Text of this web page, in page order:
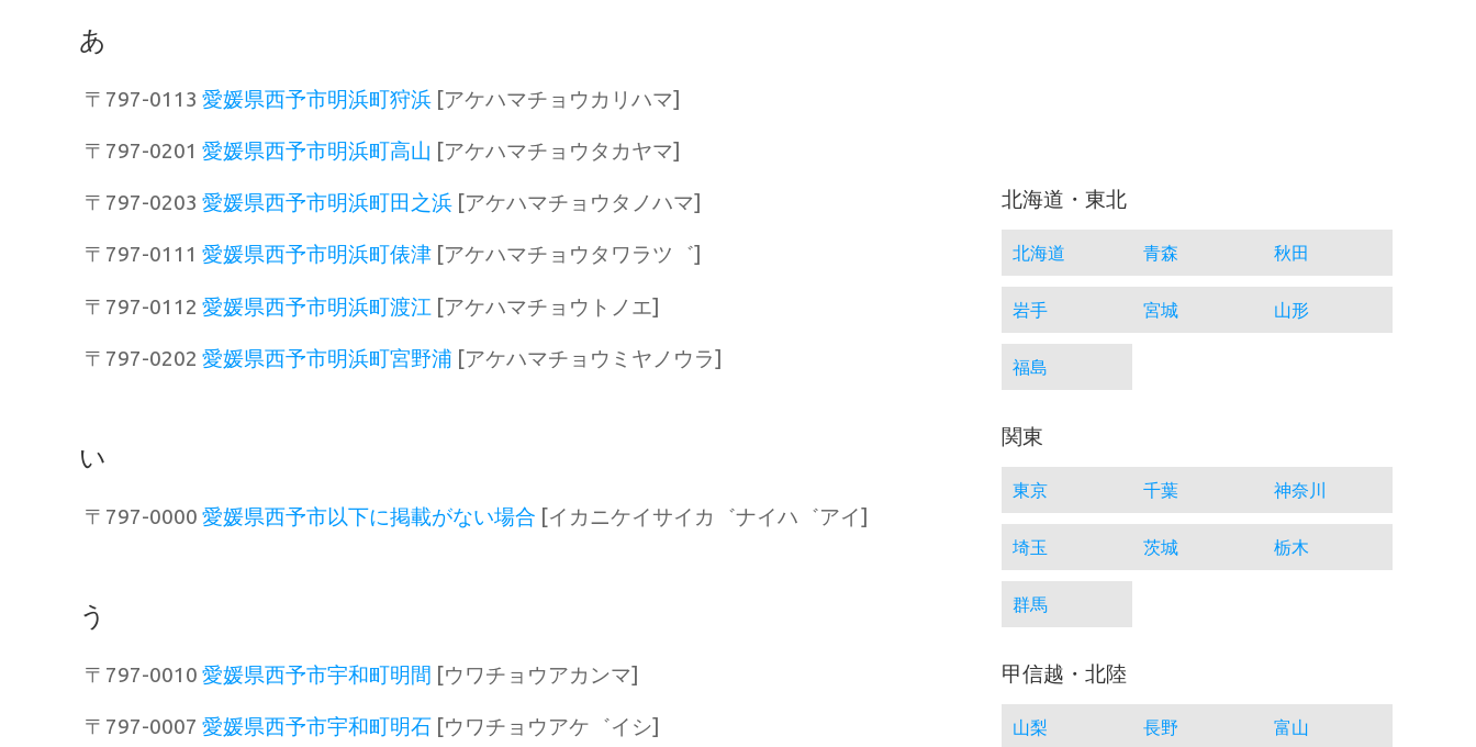
あ
〒797-0113 愛媛県西予市明浜町狩浜 [アケハマチョウカリハマ]
〒797-0201 愛媛県西予市明浜町高山 [アケハマチョウタカヤマ]
〒797-0203 愛媛県西予市明浜町田之浜 [アケハマチョウタノハマ]
〒797-0111 愛媛県西予市明浜町俵津 [アケハマチョウタワラツ゛]
〒797-0112 愛媛県西予市明浜町渡江 [アケハマチョウトノエ]
〒797-0202 愛媛県西予市明浜町宮野浦 [アケハマチョウミヤノウラ]
い
〒797-0000 愛媛県西予市以下に掲載がない場合 [イカニケイサイカ゛ナイハ゛アイ]
う
〒797-0010 愛媛県西予市宇和町明間 [ウワチョウアカンマ]
〒797-0007 愛媛県西予市宇和町明石 [ウワチョウアケ゛イシ]
北海道・東北
北海道 青森 秋田
岩手 宮城 山形
福島
関東
東京 千葉 神奈川
埼玉 茨城 栃木
群馬
甲信越・北陸
山梨 長野 富山